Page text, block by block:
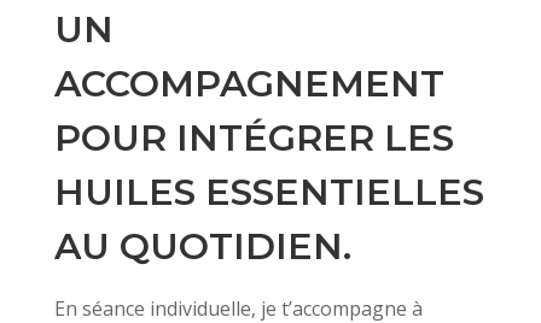
UN
ACCOMPAGNEMENT
POUR INTÉGRER LES
HUILES ESSENTIELLES
AU QUOTIDIEN.
En séance individuelle, je t’accompagne à